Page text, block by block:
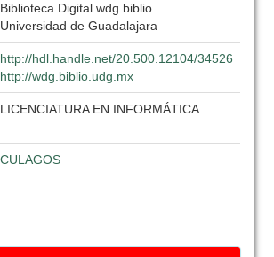
Biblioteca Digital wdg.biblio
Universidad de Guadalajara
http://hdl.handle.net/20.500.12104/34526
http://wdg.biblio.udg.mx
LICENCIATURA EN INFORMÁTICA
CULAGOS